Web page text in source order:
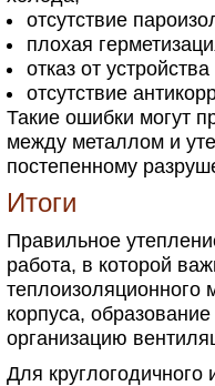
отсутствие
плохая
отказ от
отсутствие
Такие ошибки могут
между металлом и
постепенному
Итоги
Правильное
работа, в которой
теплоизоляционного
корпуса,
организацию
Для